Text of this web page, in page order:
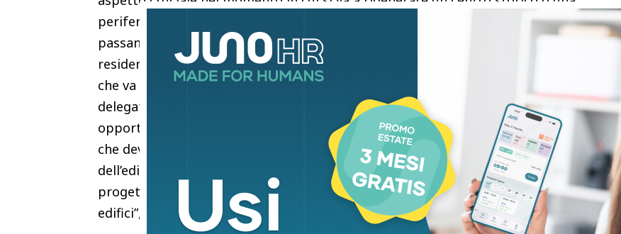
periferia, bisogna ricordare che gli edifici rappresentano gli spazi dove le persone
passano la maggior parte del loro tempo, a prescindere dal fatto che siano
residenziali, uffici o luoghi di lavoro. In quest’ottica, pensare all’edificio con una visione
che va oltre i materiali e l’efficienza energetica – ha sottolineato l’amministratore
delegato di Velux Italia – è estremamente importante e rappresenta una grande
opportunità. È necessario cominciare a ragionare dal punto di vista dell’utente finale
che deve vivere all’interno delle case, e non semplicemente in base all’estetica
dell’edificio. In questo contesto, i sottotetti e le coperture diventano opportunità
progettuali enormi, che consentono di portare luce e ventilazione all’interno degli
edifici”, conclude.